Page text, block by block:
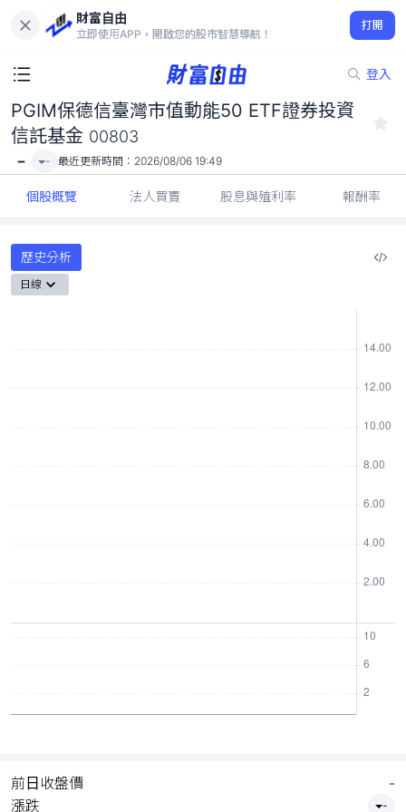
財富自由
立即使用APP，開啟您的股市智慧導航！
打開
登入
PGIM保德信臺灣市值動能50 ETF證券投資信託基金 00803
-
PGIM保德信臺灣市值動能50 ETF證券投資
信託基金 00803
- - 最近更新時間： 2026/08/06 19:49
個股概覽 法人買賣 股息與殖利率 報酬率
歷史分析
日線
前日收盤價
-
漲跌
-